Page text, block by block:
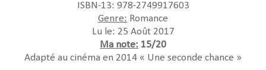
ISBN-13: 978-2749917603
Genre: Romance
Lu le: 25 Août 2017
Ma note: 15/20
Adapté au cinéma en 2014 « Une seconde chance »